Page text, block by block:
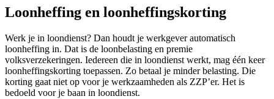
Loonheffing en loonheffingskorting
Werk je in loondienst? Dan houdt je werkgever automatisch
loonheffing in. Dat is de loonbelasting en premie
volksverzekeringen. Iedereen die in loondienst werkt, mag één keer
loonheffingskorting toepassen. Zo betaal je minder belasting. Die
korting gaat niet op voor je werkzaamheden als ZZP’er. Het is
bedoeld voor je baan in loondienst.